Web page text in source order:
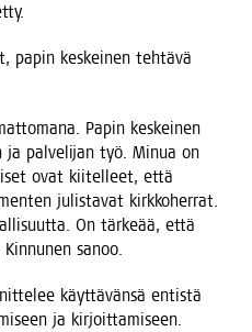
papin kes­kei­nen teh­tä­vä
Papin kes­kei­nen
ja pal­ve­li­jan työ. Minua on
ovat kii­tel­leet, että
julis­ta­vat kirk­ko­her­rat.
On tär­ke­ää, että
sanoo.
käyt­tä­vän­sä entis­tä
ja kirjoittamiseen.